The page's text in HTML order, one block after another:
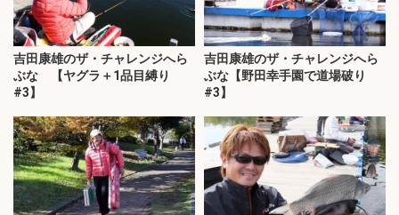
吉田康雄のザ・チャレンジへら
ぶな 【ヤグラ＋1品目縛り
#3】
吉田康雄のザ・チャレンジへら
ぶな【野田幸手園で道場破り
#3】